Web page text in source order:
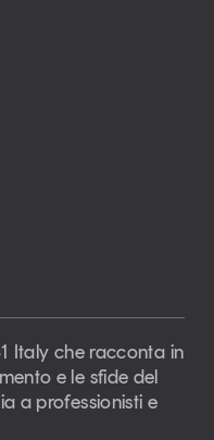
Italy che racconta in
e le sfide del
a professionisti e